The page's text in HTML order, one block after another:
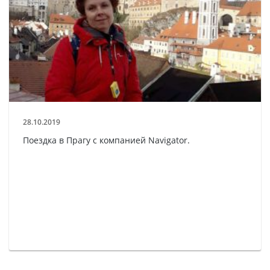
28.10.2019
Поездка в Прагу с компанией Navigator.